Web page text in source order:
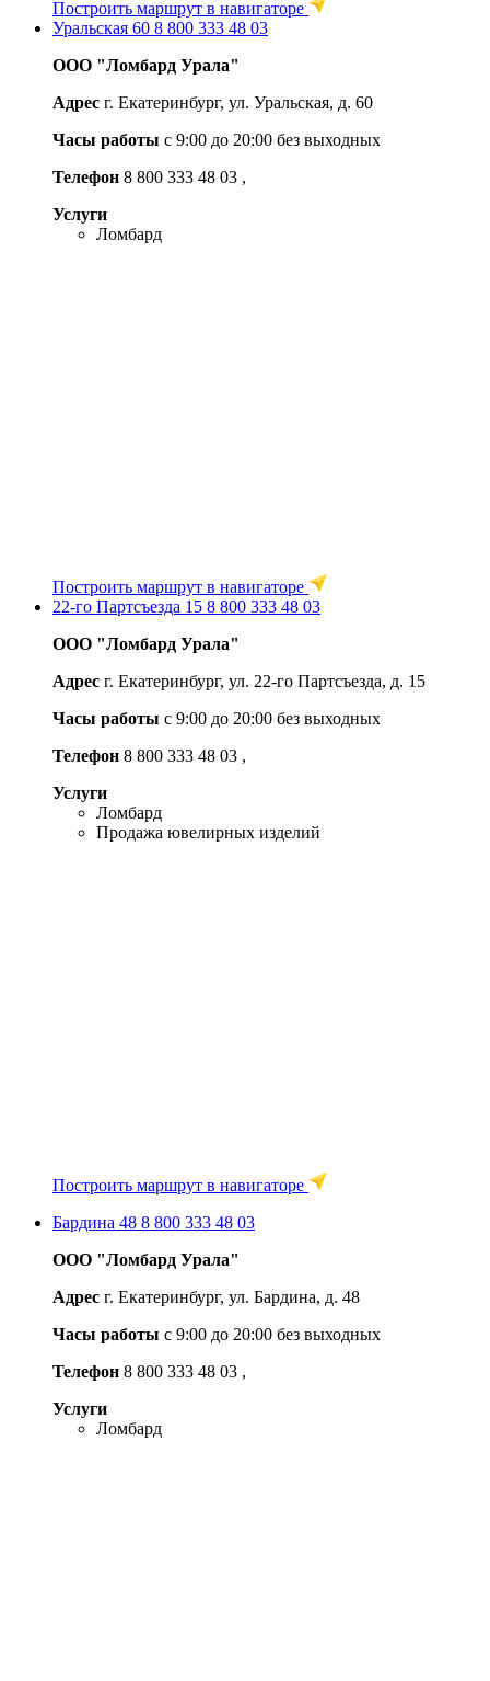
Построить маршрут в навигаторе
Уральская 60 8 800 333 48 03
ООО "Ломбард Урала"
Адрес г. Екатеринбург, ул. Уральская, д. 60
Часы работы c 9:00 до 20:00 без выходных
Телефон 8 800 333 48 03 ,
Услуги
Ломбард
Построить маршрут в навигаторе
22-го Партсъезда 15 8 800 333 48 03
ООО "Ломбард Урала"
Адрес г. Екатеринбург, ул. 22-го Партсъезда, д. 15
Часы работы c 9:00 до 20:00 без выходных
Телефон 8 800 333 48 03 ,
Услуги
Ломбард
Продажа ювелирных изделий
Построить маршрут в навигаторе
Бардина 48 8 800 333 48 03
ООО "Ломбард Урала"
Адрес г. Екатеринбург, ул. Бардина, д. 48
Часы работы с 9:00 до 20:00 без выходных
Телефон 8 800 333 48 03 ,
Услуги
Ломбард